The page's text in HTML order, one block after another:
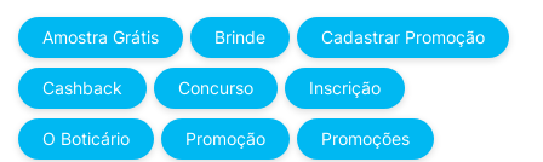
Amostra Grátis Brinde Cadastrar Promoção
Cashback Concurso Inscrição
O Boticário Promoção Promoções